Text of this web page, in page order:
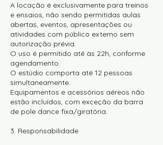
A locação é exclusivamente para treinos
e ensaios, não sendo permitidas aulas
abertas, eventos, apresentações ou
atividades com público externo sem
autorização prévia.
O uso é permitido até às 22h, conforme
agendamento.
O estúdio comporta até 12 pessoas
simultaneamente.
Equipamentos e acessórios aéreos não
estão incluídos, com exceção da barra
de pole dance fixa/giratória.
3. Responsabilidade